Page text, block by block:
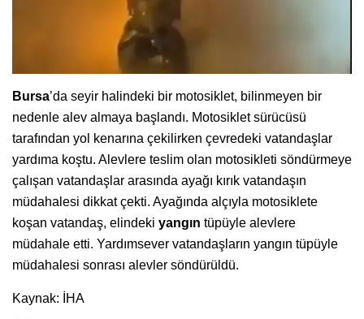
Bursa’da seyir halindeki bir motosiklet, bilinmeyen bir
nedenle alev almaya başlandı. Motosiklet sürücüsü
tarafından yol kenarına çekilirken çevredeki vatandaşlar
yardıma koştu. Alevlere teslim olan motosikleti söndürmeye
çalışan vatandaşlar arasında ayağı kırık vatandaşın
müdahalesi dikkat çekti. Ayağında alçıyla motosiklete
koşan vatandaş, elindeki yangın tüpüyle alevlere
müdahale etti. Yardımsever vatandaşların yangın tüpüyle
müdahalesi sonrası alevler söndürüldü.
Kaynak: İHA